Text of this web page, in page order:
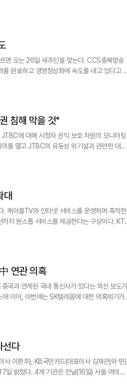
실무 인재 양성 과정 'ALEPH(알레프)'를 운영하
일 새주인을 맞는다. CCS충북방송
완료하고 경영정상화에 속도를 내고 있다고
침해 막을 것"
에 대해 시청자 권익 보호 차원의 모니터링
대
케이블TV와 인터넷 서비스를 운영하며 축적한
원스톱 서비스를 제공한다는 구상이다. KT
대응, 현장 복구 역량을 확보해 왔다. 정보통
연관 의혹
국과 연계된 국내 통신사가 있다는 외신 보도가
이어, 이번에는 SK텔레콤에 대한 의혹제기가
선다
이환주), KB국민카드(대표이사 김재관)와 민
일) 서울 여의도
협약(MOU)을 체결했다. 이를 통해 △유동인구